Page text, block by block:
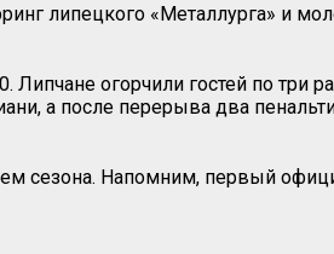
липецкого «Металлурга» и
огорчили гостей по
а после перерыва два
сезона. Напомним, первый